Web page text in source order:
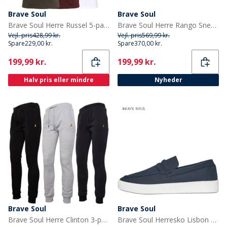
Brave Soul
Brave Soul Herre Russel 5-pak T-shirts Sort/Hvid/Blå/Khaki/Burgunder
Vejl. pris428,99 kr.
Spare229,00 kr.
Current
199,99 kr.
Halv pris eller mindre
Brave Soul
Brave Soul Herre Rango Sneakers Flerfarvet
Vejl. pris569,99 kr.
Spare370,00 kr.
Current
199,99 kr.
Nyheder
Brave Soul
Brave Soul Herre Clinton 3-pak Joggingbukser Sort/Grå/Blå
Brave Soul
Brave Soul Herresko Lisbon Loafers Blå